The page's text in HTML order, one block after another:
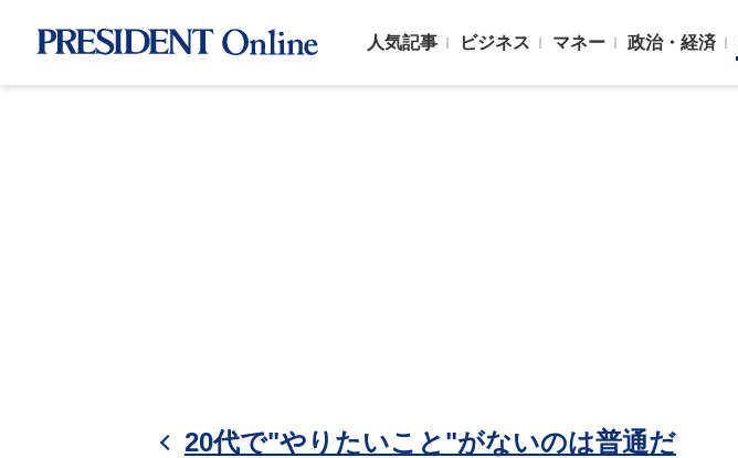
人気記事 ビジネス マネー 政治・経済
20代で"やりたいこと"がないのは普通だ